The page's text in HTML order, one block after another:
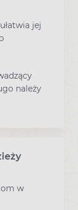
jej
należy
w